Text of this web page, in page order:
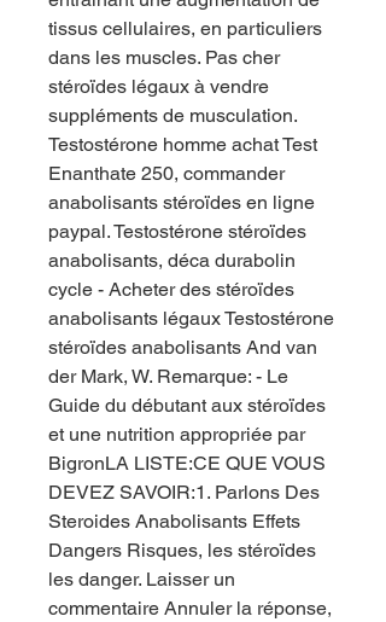
tissus cellulaires, en particuliers
dans les muscles. Pas cher
stéroïdes légaux à vendre
suppléments de musculation.
Testostérone homme achat Test
Enanthate 250, commander
anabolisants stéroïdes en ligne
paypal. Testostérone stéroïdes
anabolisants, déca durabolin
cycle - Acheter des stéroïdes
anabolisants légaux Testostérone
stéroïdes anabolisants And van
der Mark, W. Remarque: - Le
Guide du débutant aux stéroïdes
et une nutrition appropriée par
BigronLA LISTE:CE QUE VOUS
DEVEZ SAVOIR:1. Parlons Des
Steroides Anabolisants Effets
Dangers Risques, les stéroïdes
les danger. Laisser un
commentaire Annuler la réponse,